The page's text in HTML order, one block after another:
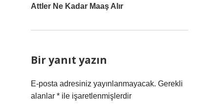
Attler Ne Kadar Maaş Alır
Bir yanıt yazın
E-posta adresiniz yayınlanmayacak. Gerekli
alanlar * ile işaretlenmişlerdir